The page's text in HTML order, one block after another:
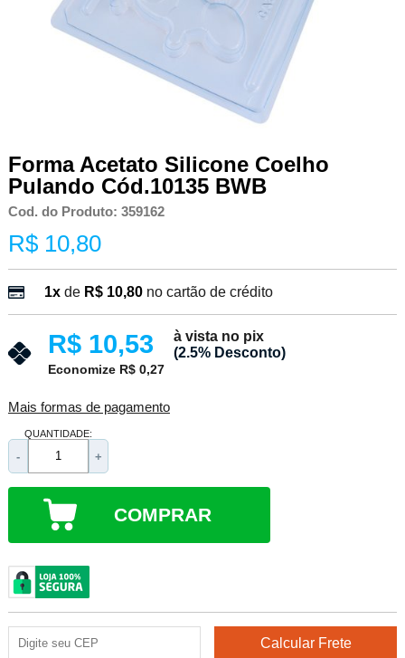
Forma Acetato Silicone Coelho
Pulando Cód.10135 BWB
Cod. do Produto: 359162
R$ 10,80
1xde R$ 10,80 no cartão de crédito
R$ 10,53
à vista no pix
(2.5% Desconto)
Economize R$ 0,27
Mais formas de pagamento
QUANTIDADE:
- +
COMPRAR